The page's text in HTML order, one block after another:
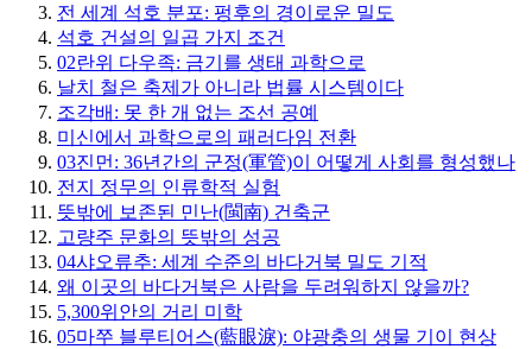
전 세계 석호 분포: 펑후의 경이로운 밀도
석호 건설의 일곱 가지 조건
02란위 다우족: 금기를 생태 과학으로
날치 철은 축제가 아니라 법률 시스템이다
조각배: 못 한 개 없는 조선 공예
미신에서 과학으로의 패러다임 전환
03진먼: 36년간의 군정(軍管)이 어떻게 사회를 형성했나
전지 정무의 인류학적 실험
뜻밖에 보존된 민난(閩南) 건축군
고량주 문화의 뜻밖의 성공
04샤오류추: 세계 수준의 바다거북 밀도 기적
왜 이곳의 바다거북은 사람을 두려워하지 않을까?
5,300위안의 거리 미학
05마쭈 블루티어스(藍眼淚): 야광충의 생물 기이 현상